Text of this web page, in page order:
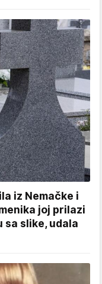
iz Nemačke i
joj prilazi
sa slike, udala